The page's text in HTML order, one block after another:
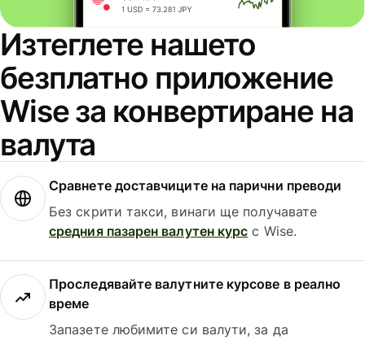
Изтеглете нашето
безплатно приложение
Wise за конвертиране на
валута
Сравнете доставчиците на парични преводи
Без скрити такси, винаги ще получавате
средния пазарен валутен курс с Wise.
Проследявайте валутните курсове в реално
време
Запазете любимите си валути, за да